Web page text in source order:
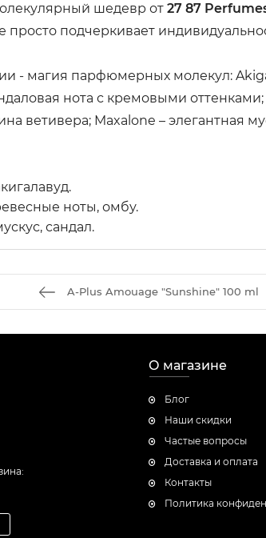
шедевр от 27 87
подчеркивает
- магия парфюмерных молекул:
нота с кремовыми
ветивера; Maxalone – элегантная
ноты, омбу.
сандал.
A-Plus Amouage "Sunshine" 100 ml
О магазине
Блог
Наши скидки
Частые вопросы
Доставка и оплата
Контакты
Политика